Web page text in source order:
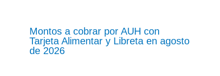
Montos a cobrar por AUH con
Tarjeta Alimentar y Libreta en agosto
de 2026